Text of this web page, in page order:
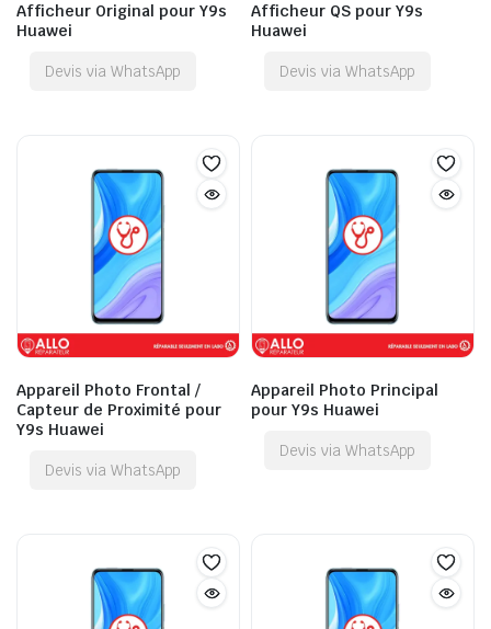
Afficheur Original pour Y9s
Huawei
Devis via WhatsApp
Afficheur QS pour Y9s
Huawei
Devis via WhatsApp
Appareil Photo Frontal /
Capteur de Proximité pour
Y9s Huawei
Devis via WhatsApp
Appareil Photo Principal
pour Y9s Huawei
Devis via WhatsApp